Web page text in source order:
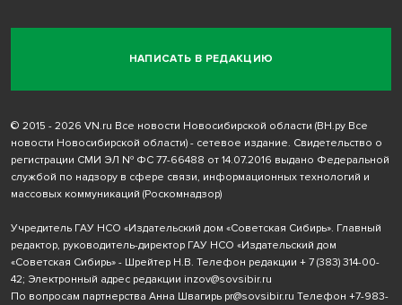
НАПИСАТЬ В РЕДАКЦИЮ
© 2015 - 2026 VN.ru Все новости Новосибирской области (ВН.ру Все
новости Новосибирской области) - сетевое издание. Свидетельство о
регистрации СМИ ЭЛ № ФС 77-66488 от 14.07.2016 выдано Федеральной
службой по надзору в сфере связи, информационных технологий и
массовых коммуникаций (Роскомнадзор)
Учредитель ГАУ НСО «Издательский дом «Советская Сибирь». Главный
редактор, руководитель-директор ГАУ НСО «Издательский дом
«Советская Сибирь» - Шрейтер Н.В. Телефон редакции + 7 (383) 314-00-
42; Электронный адрес редакции inzov@sovsibir.ru
По вопросам партнерства Анна Швагирь pr@sovsibir.ru Телефон +7-983-